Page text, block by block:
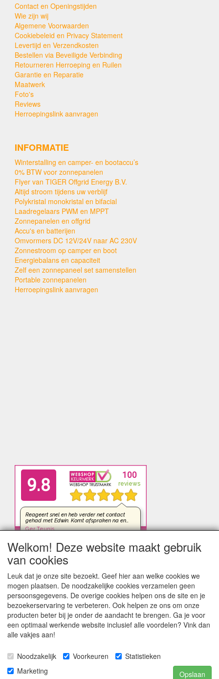
Contact en Openingstijden
Wie zijn wij
Algemene Voorwaarden
Cookiebeleid en Privacy Statement
Levertijd en Verzendkosten
Bestellen via Beveiligde Verbinding
Retourneren Herroeping en Ruilen
Garantie en Reparatie
Maatwerk
Foto's
Reviews
Herroepingslink aanvragen
INFORMATIE
Winterstalling en camper- en bootaccu’s
0% BTW voor zonnepanelen
Flyer van TIGER Offgrid Energy B.V.
Altijd stroom tijdens uw verblijf
Polykristal monokristal en bifacial
Laadregelaars PWM en MPPT
Zonnepanelen en offgrid
Accu's en batterijen
Omvormers DC 12V/24V naar AC 230V
Zonnestroom op camper en boot
Energiebalans en capaciteit
Zelf een zonnepaneel set samenstellen
Portable zonnepanelen
Herroepingslink aanvragen
kleinezonnepanelen.nl | TIGER Offgrid Energy B.V. ©2012-
Welkom! Deze website maakt gebruik
van cookies
Leuk dat je onze site bezoekt. Geef hier aan welke cookies we
mogen plaatsen. De noodzakelijke cookies verzamelen geen
persoonsgegevens. De overige cookies helpen ons de site en je
bezoekerservaring te verbeteren. Ook helpen ze ons om onze
producten beter bij je onder de aandacht te brengen. Ga je voor
een optimaal werkende website inclusief alle voordelen? Vink dan
alle vakjes aan!
Noodzakelijk Voorkeuren
Statistieken
Marketing
Opslaan